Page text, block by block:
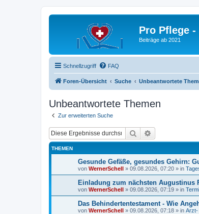
Pro Pflege
Beiträge ab 2021
Schnellzugriff FAQ
Foren-Übersicht Suche Unbeantwortete
Unbeantwortete Themen
Zur erweiterten Suche
Suche
THEMEN
Gesunde Gefäße, gesundes Gehirn:
von WernerSchell » 09.08.2026, 07:20 » in
Einladung zum nächsten Augustinus
von WernerSchell » 09.08.2026, 07:19 » in
Das Behindertentestament - Wie
von WernerSchell » 09.08.2026, 07:18 » in Arzt-